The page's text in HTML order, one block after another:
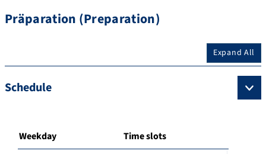
Präparation (Preparation)
Expand All
Schedule
Weekday Time slots